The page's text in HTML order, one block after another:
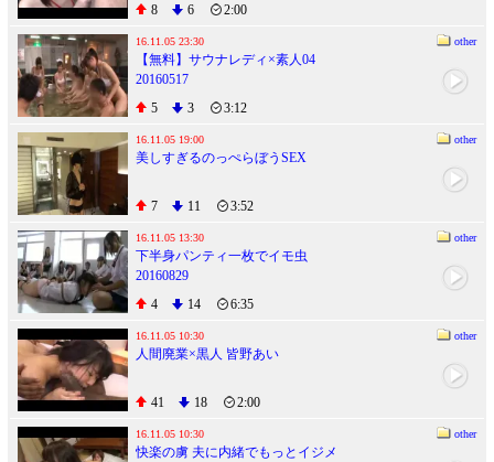
8 6 2:00
16.11.05 23:30 other
【無料】サウナレディ×素人04
20160517
5
3 3:12
16.11.05 19:00 other
美しすぎるのっぺらぼうSEX
7 11 3:52
16.11.05 13:30 other
下半身パンティ一枚でイモ虫
20160829
4
14 6:35
16.11.05 10:30 other
人間廃業×黒人 皆野あい
41 18 2:00
16.11.05 10:30 other
快楽の虜 夫に内緒でもっとイジメ